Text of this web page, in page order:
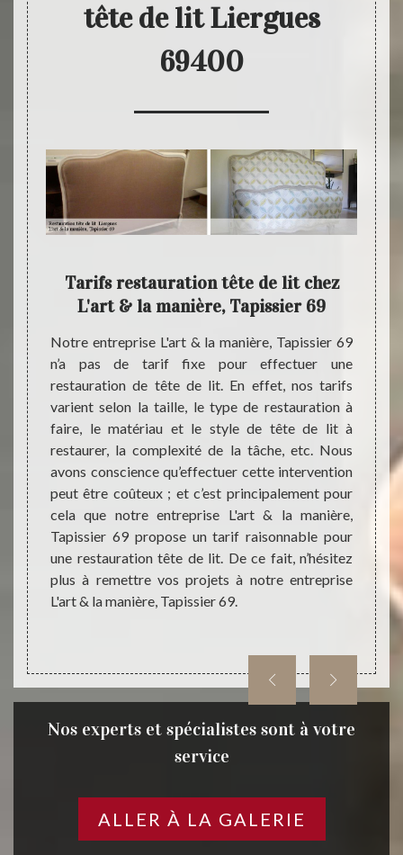
tête de lit Liergues
69400
la
que
est
vous
ce
de
en
ne
Tarifs restauration tête de lit chez
L'art & la manière, Tapissier 69
Notre entreprise L'art & la manière, Tapissier 69
n’a pas de tarif fixe pour effectuer une
restauration de tête de lit. En effet, nos tarifs
varient selon la taille, le type de restauration à
faire, le matériau et le style de tête de lit à
restaurer, la complexité de la tâche, etc. Nous
avons conscience qu’effectuer cette intervention
peut être coûteux ; et c’est principalement pour
cela que notre entreprise L'art & la manière,
Tapissier 69 propose un tarif raisonnable pour
une restauration tête de lit. De ce fait, n’hésitez
plus à remettre vos projets à notre entreprise
L'art & la manière, Tapissier 69.
s’en
reçu
qui
votre
Nos experts et spécialistes sont à votre
service
ALLER À LA GALERIE